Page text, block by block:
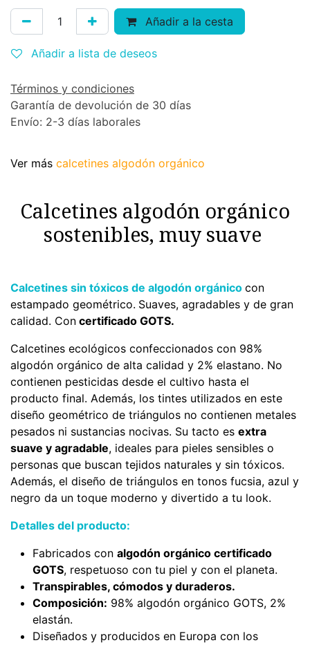
Añadir a la cesta
Añadir a lista de deseos
Términos y condiciones
Garantía de devolución de 30 días
Envío: 2-3 días laborales
Ver más calcetines algodón orgánico
Calcetines algodón orgánico
sostenibles, muy suave
Calcetines sin tóxicos de algodón orgánico con
estampado geométrico. Suaves, agradables y de gran
calidad. Con certificado GOTS.
Calcetines ecológicos confeccionados con 98%
algodón orgánico de alta calidad y 2% elastano. No
contienen pesticidas desde el cultivo hasta el
producto final. Además, los tintes utilizados en este
diseño geométrico de triángulos no contienen metales
pesados ni sustancias nocivas. Su tacto es extra
suave y agradable, ideales para pieles sensibles o
personas que buscan tejidos naturales y sin tóxicos.
Además, el diseño de triángulos en tonos fucsia, azul y
negro da un toque moderno y divertido a tu look.
Detalles del producto:
Fabricados con algodón orgánico certificado
GOTS, respetuoso con tu piel y con el planeta.
Transpirables, cómodos y duraderos.
Composición: 98% algodón orgánico GOTS, 2%
elastán.
Diseñados y producidos en Europa con los